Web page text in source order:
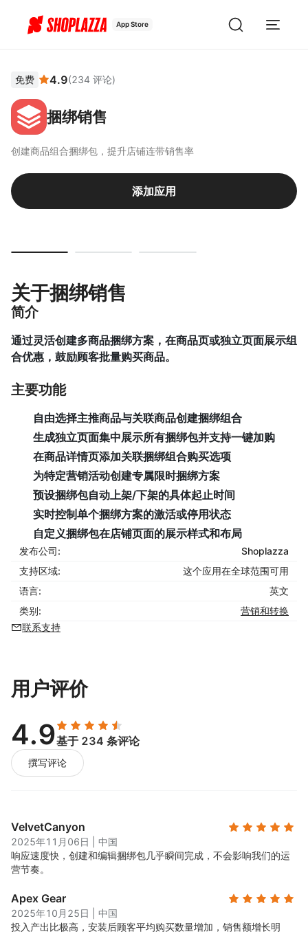
App Store
免费 4.9(234 评论)
捆绑销售
创建商品组合捆绑包，提升店铺连带销售率
添加应用
关于捆绑销售
简介
通过灵活创建多商品捆绑方案，在商品页或独立页面展示组
合优惠，鼓励顾客批量购买商品。
主要功能
自由选择主推商品与关联商品创建捆绑组合
生成独立页面集中展示所有捆绑包并支持一键加购
在商品详情页添加关联捆绑组合购买选项
为特定营销活动创建专属限时捆绑方案
预设捆绑包自动上架/下架的具体起止时间
实时控制单个捆绑方案的激活或停用状态
自定义捆绑包在店铺页面的展示样式和布局
发布公司:
Shoplazza
支持区域:
这个应用在全球范围可用
语言:
英文
类别:
营销和转换
联系支持
用户评价
4.9基于 234 条评论
撰写评论
VelvetCanyon
2025年11月06日
中国
响应速度快，创建和编辑捆绑包几乎瞬间完成，不会影响我们的运
营节奏。
Apex Gear
2025年10月25日
中国
投入产出比极高，安装后顾客平均购买数量增加，销售额增长明